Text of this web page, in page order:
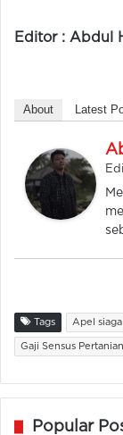
Editor : Abdul
About Latest
Tags Apel siaga
Gaji Sensus Pertanian
Popular